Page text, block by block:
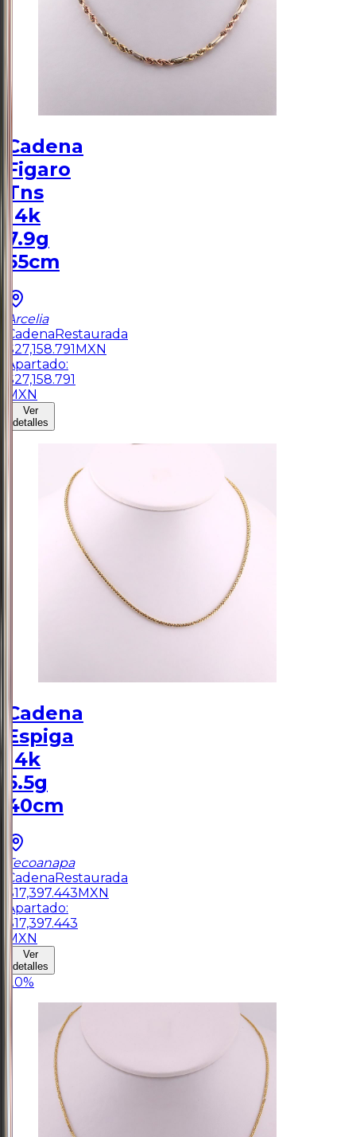
Cadena
Figaro
Tns
14k
7.9g
55cm
Arcelia
CadenaRestaurada
$27,158.791MXN
Apartado:
$27,158.791
MXN
Ver
detalles
Cadena
Espiga
14k
5.5g
40cm
Tecoanapa
CadenaRestaurada
$17,397.443MXN
Apartado:
$17,397.443
MXN
Ver
detalles
20%